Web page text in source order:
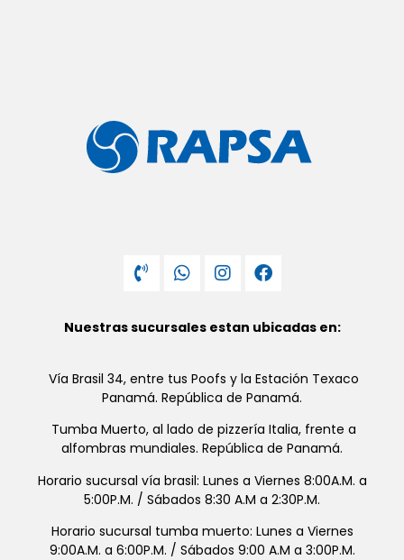
Nuestras sucursales estan ubicadas en:
Vía Brasil 34, entre tus Poofs y la Estación Texaco
Panamá. República de Panamá.
Tumba Muerto, al lado de pizzería Italia, frente a
alfombras mundiales. República de Panamá.
Horario sucursal vía brasil: Lunes a Viernes 8:00A.M. a
5:00P.M. / Sábados 8:30 A.M a 2:30P.M.
Horario sucursal tumba muerto: Lunes a Viernes
9:00A.M. a 6:00P.M. / Sábados 9:00 A.M a 3:00P.M.